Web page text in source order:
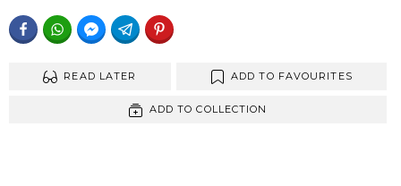
FACEBOOKWHATSAPPFACEBOOK MESSENGER
TELEGRAM
READ LATER ADD TO FAVOURITES
ADD TO COLLECTION